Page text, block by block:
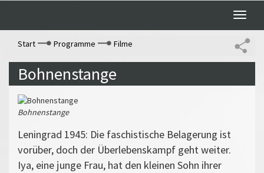
Toggle
Start
Programme Filme
Bohnenstange
Bohnenstange
Leningrad 1945: Die faschistische Belagerung ist
vorüber, doch der Überlebenskampf geht weiter.
Iya, eine junge Frau, hat den kleinen Sohn ihrer